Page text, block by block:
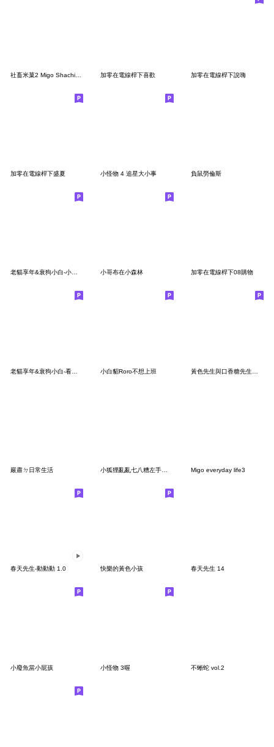
加零在電線桿下喜歡 加零在電線桿下說嗨
加零在電線桿下盛夏 小怪物 4 追星大小事 負鼠勞倫斯
老貓享年&衰狗小白-小氣鬼 小哥布在小森林 加零在電線桿下08購物
小白貂Roro不想上班
嚴肅ㄉ日常生活 Migo everyday life3
春天先生-動動動 1.0 快樂的黃色小孩 春天先生 14
小廢魚當小屁孩 小怪物 3喔 不蜥蛇 vol.2